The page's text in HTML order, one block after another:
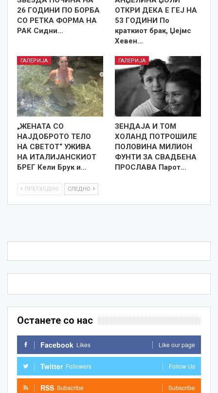
26 ГОДИНИ ПО БОРБА
СО РЕТКА ФОРМА НА
РАК Сидни…
ОТКРИ ДЕКА Е ГЕЈ НА
53 ГОДИНИ По
краткиот брак, Џејмс
Хевен…
ГАЛЕРИЈА
„ЖЕНАТА СО
НАЈДОБРОТО ТЕЛО
НА СВЕТОТ“ УЖИВА
НА ИТАЛИЈАНСКИОТ
БРЕГ Кели Брук и…
ГАЛЕРИЈА
ЗЕНДАЈА И ТОМ
ХОЛАНД ПОТРОШИЛЕ
ПОЛОВИНА МИЛИОН
ФУНТИ ЗА СВАДБЕНА
ПРОСЛАВА Парот…
ПРЕТХОДНО СЛЕДНО
Останете со нас
Facebook Likes Like our page
Twitter Followers Follow Us
RSS Subscribe Subscribe